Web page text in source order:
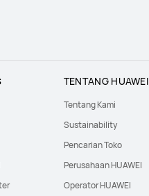
TENTANG HUAWEI
Tentang Kami
Sustainability
Pencarian Toko
Perusahaan HUAWEI
Operator HUAWEI